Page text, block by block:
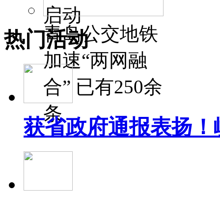
启动
青岛公交地铁
加速“两网融
合” 已有250余
条
热门活动
获省政府通报表扬